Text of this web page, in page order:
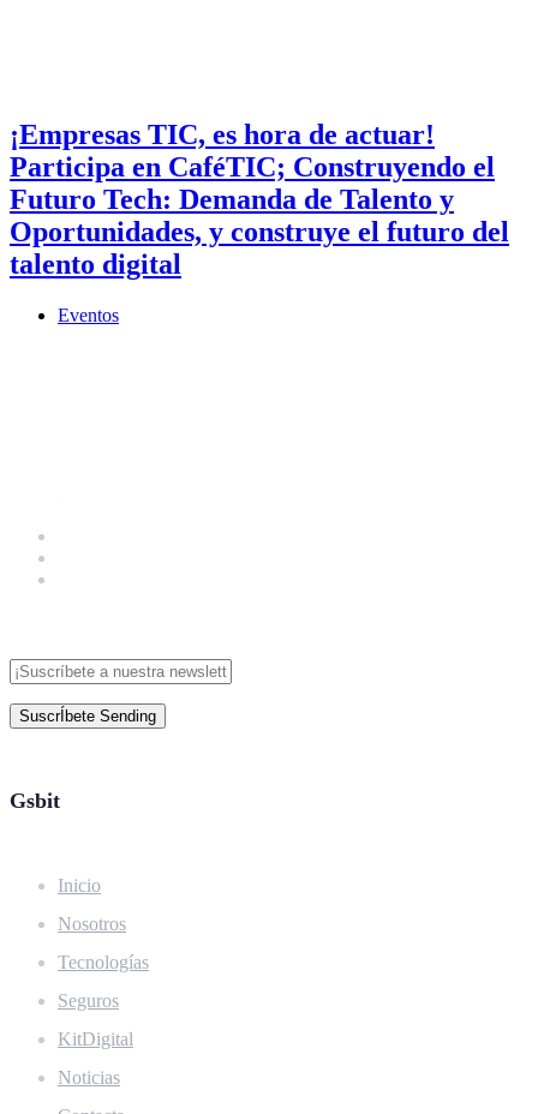
¡Empresas TIC, es hora de actuar!
Participa en CaféTIC; Construyendo el
Futuro Tech: Demanda de Talento y
Oportunidades, y construye el futuro del
talento digital
Eventos
SuscrÍbete Sending
Gsbit
Inicio
Nosotros
Tecnologías
Seguros
KitDigital
Noticias